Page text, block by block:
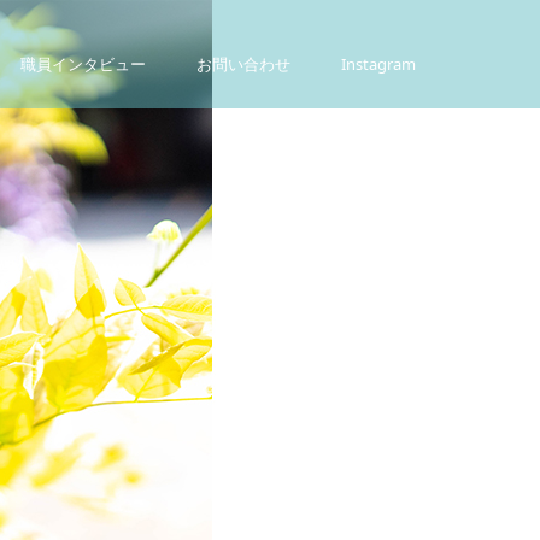
職員インタビュー お問い合わせ Instagram